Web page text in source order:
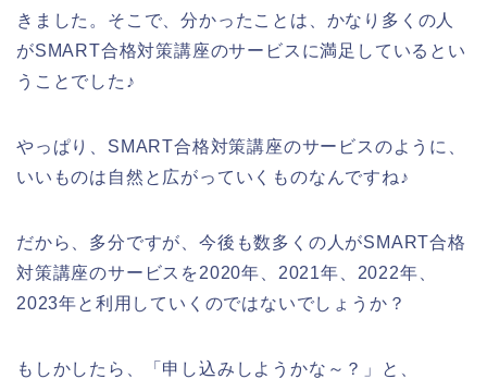
きました。そこで、分かったことは、かなり多くの人
がSMART合格対策講座のサービスに満足しているとい
うことでした♪
やっぱり、SMART合格対策講座のサービスのように、
いいものは自然と広がっていくものなんですね♪
だから、多分ですが、今後も数多くの人がSMART合格
対策講座のサービスを2020年、2021年、2022年、
2023年と利用していくのではないでしょうか？
もしかしたら、「申し込みしようかな～？」と、